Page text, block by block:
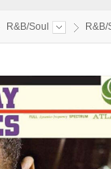
R&B/Soul